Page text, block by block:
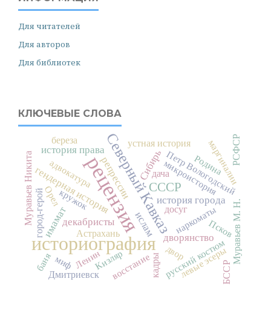
Для читателей
Для авторов
Для библиотек
КЛЮЧЕВЫЕ СЛОВА
рецензия
историография
Северный Кавказ
СССР
декабристы
репрессии
ислам
имамат
Сибирь
гендерная история история города
история права
дворянство
адвокатура Петр Вологодский
Муравьев М. Н.
Муравьев Никита маргиналии
город-герой
русский костюм
кадры левые эсеры
наркоматы
Кизляр
Ленин
устная история
микроистория
Псков
восстание
Астрахань
Дмитриевск
Родина
досуг
двор
кружок
баня
дача
береза
миф
РСФСР
БССР
Орел